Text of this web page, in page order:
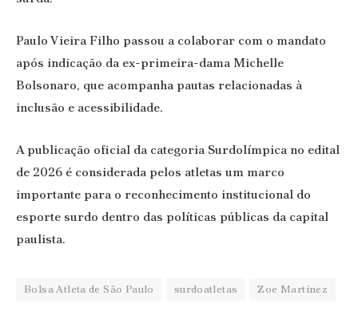
Paulo Vieira Filho passou a colaborar com o mandato
após indicação da ex-primeira-dama Michelle
Bolsonaro, que acompanha pautas relacionadas à
inclusão e acessibilidade.
A publicação oficial da categoria Surdolímpica no edital
de 2026 é considerada pelos atletas um marco
importante para o reconhecimento institucional do
esporte surdo dentro das políticas públicas da capital
paulista.
Bolsa Atleta de São Paulo surdoatletas Zoe Martínez